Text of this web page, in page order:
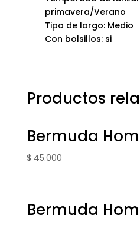
primavera/Verano
Tipo de largo: Medio
Con bolsillos: si
Productos
Bermuda
$ 45.000
Bermuda